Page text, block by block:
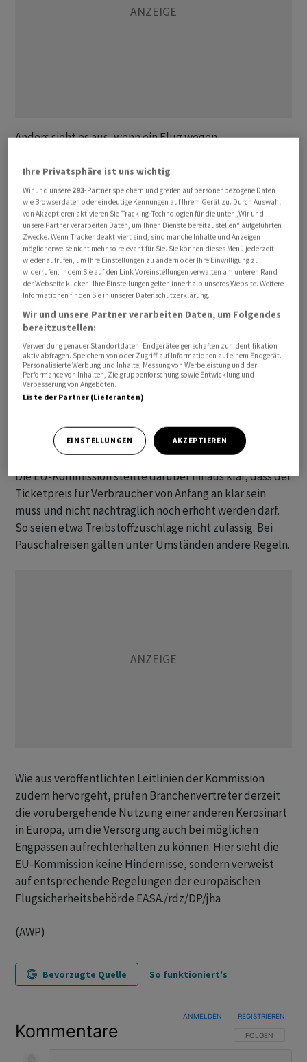
Anders sieht es aus, wenn ein Flug wegen
kann ein aussergewöhnlicher Umstand sein und damit
Fluggesellschaften von Zahlung einer finanziellen
Ausgleichsleistung befreien.
Infolge der wegen des Iran-Kriegs gestörten
Öltransporte durch die Strasse von Hormus schnellten
die Preise für den Flugtreibstoff Kerosin in die Höhe. Die
Lufthansa und andere Airlines wie etwa die
skandinavische SAS sagten deswegen bereits Flüge ab.
Derzeit gebe es allerdings keine konkreten Hinweise
auf Treibstoffengpässe, so die Kommission. «Sollte der
Konflikt jedoch andauern, könnten
Versorgungsunterbrechungen auftreten, insbesondere
bei Kerosin», hiess es. Reisende müssten
Ticketpreis darf nicht nachträglich verändert werden
Die EU-Kommission stellte darüber hinaus klar, dass der
Ticketpreis für Verbraucher von Anfang an klar sein
muss und nicht nachträglich noch erhöht werden darf.
So seien etwa Treibstoffzuschläge nicht zulässig. Bei
Pauschalreisen gälten unter Umständen andere Regeln.
Wie aus veröffentlichten Leitlinien der Kommission
zudem hervorgeht, prüfen Branchenvertreter derzeit
die vorübergehende Nutzung einer anderen Kerosinart
in Europa, um die Versorgung auch bei möglichen
Engpässen aufrechterhalten zu können. Hier sieht die
EU-Kommission keine Hindernisse, sondern verweist
auf entsprechende Regelungen der europäischen
Flugsicherheitsbehörde EASA./rdz/DP/jha
(AWP)
Bevorzugte Quelle So funktioniert's
Kommentare FOLGE DIESER
FOLGEN
ANMELDEN REGISTRIEREN
Ihre Privatsphäre ist uns wichtig
Wir und unsere 293-Partner speichern und greifen auf personenbezogene Daten
wie Browserdaten oder eindeutige Kennungen auf Ihrem Gerät zu. Durch Auswahl
von Akzeptieren aktivieren Sie Tracking-Technologien für die unter „Wir und
unsere Partner verarbeiten Daten, um Ihnen Dienste bereitzustellen“ aufgeführten
Zwecke. Wenn Tracker deaktiviert sind, sind manche Inhalte und Anzeigen
möglicherweise nicht mehr so relevant für Sie. Sie können dieses Menü jederzeit
wieder aufrufen, um Ihre Einstellungen zu ändern oder Ihre Einwilligung zu
widerrufen, indem Sie auf den Link Voreinstellungen verwalten am unteren Rand
der Webseite klicken. Ihre Einstellungen gelten innerhalb unseres Website. Weitere
Informationen finden Sie in unserer Datenschutzerklärung.
Wir und unsere Partner verarbeiten Daten, um Folgendes
bereitzustellen:
Verwendung genauer Standortdaten. Endgeräteeigenschaften zur Identifikation
aktiv abfragen. Speichern von oder Zugriff auf Informationen auf einem Endgerät.
Personalisierte Werbung und Inhalte, Messung von Werbeleistung und der
Performance von Inhalten, Zielgruppenforschung sowie Entwicklung und
Verbesserung von Angeboten.
Liste der Partner (Lieferanten)
EINSTELLUNGEN AKZEPTIEREN